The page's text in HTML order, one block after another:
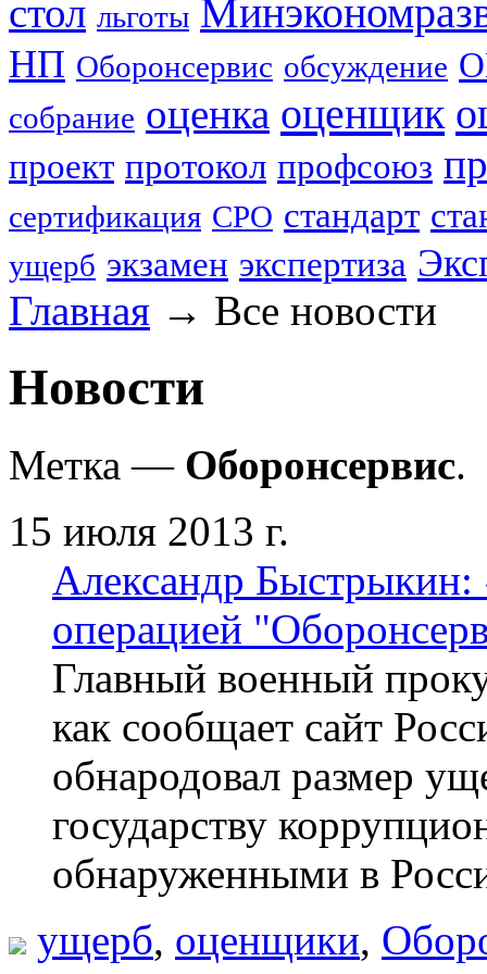
стол льготы
НП Оборонсервис обсуждение
собрание оценка оценщик
проект протокол профсоюз
сертификация СРО стандарт
ущерб экзамен экспертиза
Главная → Все новости
Новости
Метка — Оборонсервис.
15 июля 2013 г.
Александр Быстрыкин:
операцией
Главный военный
как сообщает сайт
обнародовал размер
государству
обнаруженными в
ущерб, оценщики,